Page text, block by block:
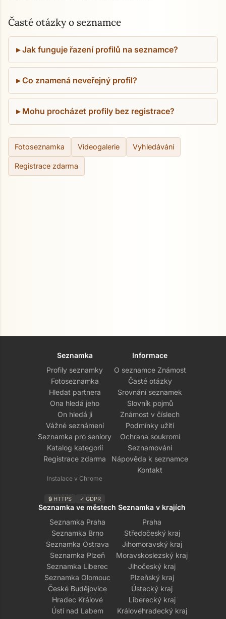
Časté otázky o seznamce
Jak funguje řazení profilů na seznamce?
Co znamená neveřejný profil?
Mohu procházet profily bez registrace?
Fotoseznamka Videogalerie Vyhledávání
Registrace zdarma
Seznamka
Profily seznamky
Fotoseznamka
Hledat partnera
Ona hledá jeho
On hledá ji
Vážné seznámení
Seznamka pro seniory
Katalog kategorií
Registrace zdarma
Instalace v Chrome
🔒 HTTPS ✓ GDPR
Informace
O seznamce Známost
Časté otázky
Srovnání seznamek
Slovník pojmů
Známost v číslech
Podmínky užití
Ochrana soukromí
Seznamování
Nápověda k seznamce
Kontakt
Seznamka ve městech
Seznamka Praha
Seznamka Brno
Seznamka Ostrava
Seznamka Plzeň
Seznamka Liberec
Seznamka Olomouc
České Budějovice
Hradec Králové
Ústí nad Labem
Seznamka v krajích
Praha
Středočeský kraj
Jihomoravský kraj
Moravskoslezský kraj
Jihočeský kraj
Plzeňský kraj
Ústecký kraj
Liberecký kraj
Královéhradecký kraj